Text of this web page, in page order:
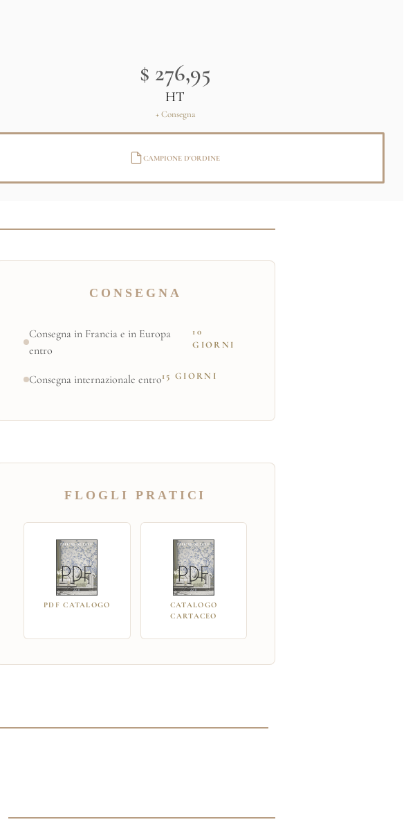
$ 276,95
HT
+ Consegna
CAMPIONE D'ORDINE
CONSEGNA
Consegna in Francia e in Europa
entro
10
GIORNI
Consegna internazionale entro15 GIORNI
FLOGLI PRATICI
PDF CATALOGO
CATALOGO
CARTACEO